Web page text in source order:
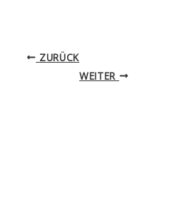
ZURÜCK
WEITER